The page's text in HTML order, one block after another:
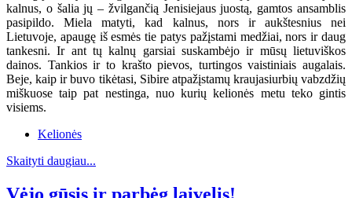
kalnus, o šalia jų – žvilgančią Jenisiejaus juostą, gamtos ansamblis
pasipildo. Miela matyti, kad kalnus, nors ir aukštesnius nei
Lietuvoje, apaugę iš esmės tie patys pažįstami medžiai, nors ir daug
tankesni. Ir ant tų kalnų garsiai suskambėjo ir mūsų lietuviškos
dainos. Tankios ir to krašto pievos, turtingos vaistiniais augalais.
Beje, kaip ir buvo tikėtasi, Sibire atpažįstamų kraujasiurbių vabzdžių
miškuose taip pat nestinga, nuo kurių kelionės metu teko gintis
visiems.
Kelionės
Skaityti daugiau...